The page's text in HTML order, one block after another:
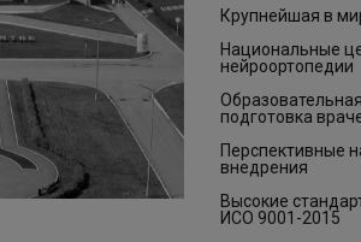
Крупнейшая в
Национальные
нейроортопедии
подготовка
Перспективные
внедрения
Высокие
ИСО 9001-2015